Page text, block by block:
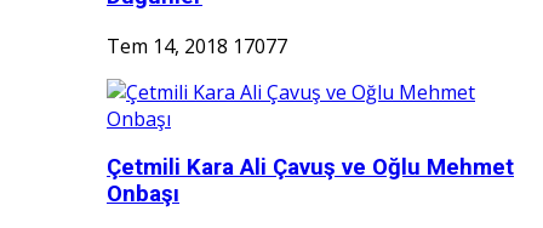
Tem 14, 2018 17077
Çetmili Kara Ali Çavuş ve Oğlu Mehmet
Onbaşı